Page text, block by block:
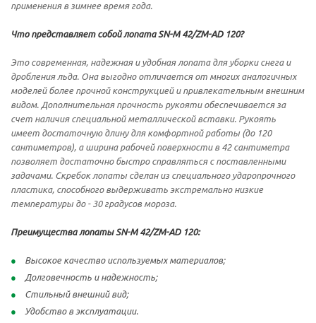
применения в зимнее время года.
Что представляет собой лопата SN-M 42/ZM-AD 120?
Это современная, надежная и удобная лопата для уборки снега и
дробления льда. Она выгодно отличается от многих аналогичных
моделей более прочной конструкцией и привлекательным внешним
видом. Дополнительная прочность рукояти обеспечивается за
счет наличия специальной металлической вставки. Рукоять
имеет достаточную длину для комфортной работы (до 120
сантиметров), а ширина рабочей поверхности в 42 сантиметра
позволяет достаточно быстро справляться с поставленными
задачами. Скребок лопаты сделан из специального ударопрочного
пластика, способного выдерживать экстремально низкие
температуры до - 30 градусов мороза.
Преимущества лопаты SN-M 42/ZM-AD 120:
Высокое качество используемых материалов;
Долговечность и надежность;
Стильный внешний вид;
Удобство в эксплуатации.